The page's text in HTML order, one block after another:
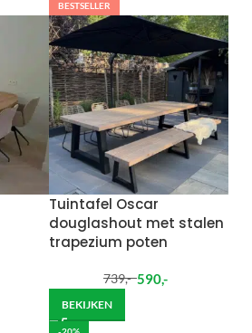
BESTSELLER
Tuintafel Oscar
douglashout met stalen
trapezium poten
739,- 590,-
BEKIJKEN